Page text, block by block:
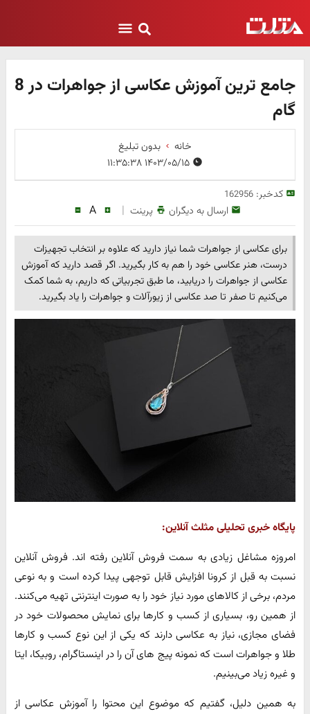
جامع ترین آموزش عکاسی از جواهرات در 8
گام
خانه
بدون تبلیغ
کدخبر:162956
ارسال به دیگران پرینت |
A
برای عکاسی از جواهرات شما نیاز دارید که علاوه بر انتخاب تجهیزات
درست، هنر عکاسی خود را هم به کار بگیرید. اگر قصد دارید که آموزش
عکاسی از جواهرات را دریابید، ما طبق تجربیاتی که داریم، به شما کمک
می‌کنیم تا صفر تا صد عکاسی از زیورآلات و جواهرات را یاد بگیرید.
پایگاه خبری تحلیلی مثلث آنلاین:
امروزه مشاغل زیادی به سمت فروش آنلاین رفته اند. فروش آنلاین
نسبت به قبل از کرونا افزایش قابل توجهی پیدا کرده است و به نوعی
مردم، برخی از کالاهای مورد نیاز خود را به صورت اینترنتی تهیه می‌کنند.
از همین رو، بسیاری از کسب و کارها برای نمایش محصولات خود در
فضای مجازی، نیاز به عکاسی دارند که یکی از این نوع کسب و کارها
طلا و جواهرات است که نمونه پیج های آن را در اینستاگرام، روبیکا، ایتا
و غیره زیاد می‌بینیم.
به همین دلیل، گفتیم که موضوع این محتوا را آموزش عکاسی از